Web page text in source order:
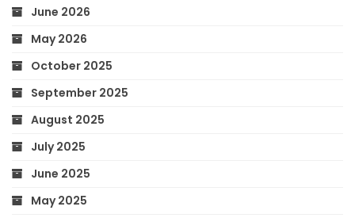
June 2026
May 2026
October 2025
September 2025
August 2025
July 2025
June 2025
May 2025